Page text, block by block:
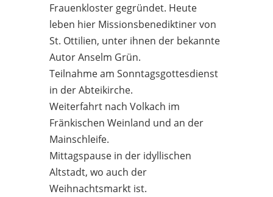
Frauenkloster gegründet. Heute
leben hier Missionsbenediktiner von
St. Ottilien, unter ihnen der bekannte
Autor Anselm Grün.
Teilnahme am Sonntagsgottesdienst
in der Abteikirche.
Weiterfahrt nach Volkach im
Fränkischen Weinland und an der
Mainschleife.
Mittagspause in der idyllischen
Altstadt, wo auch der
Weihnachtsmarkt ist.